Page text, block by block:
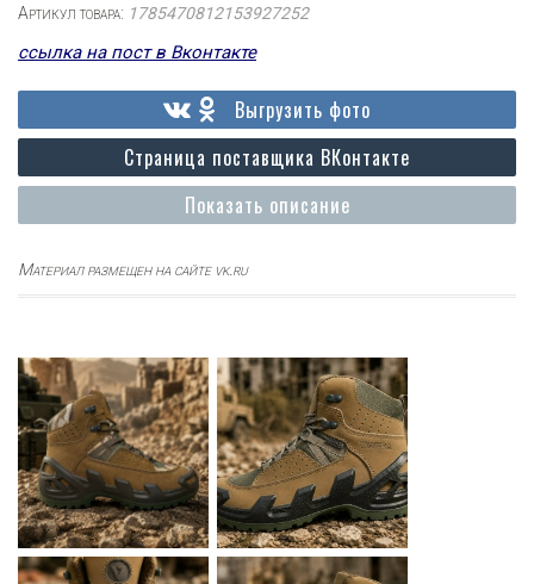
Артикул товара: 1785470812153927252
ссылка на пост в Вконтакте
Показать описание
Страница поставщика ВКонтакте
Выгрузить фото
Материал размещен на сайте vk.ru